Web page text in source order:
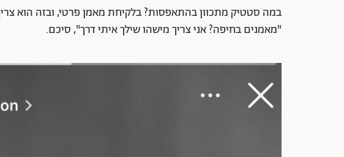
במה סטטיק מתכוון בהתאפסות? בלקיחת מאמן פרטי, ובזה הוא
"מאמנים בחיפה? אני צריך מישהו שילך איתי דרך", סיכם.